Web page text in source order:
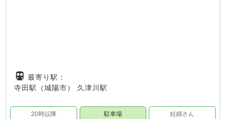
directions_subway 最寄り駅：
寺田駅（城陽市）
久津川駅
20時以降 駐車場 妊婦さん